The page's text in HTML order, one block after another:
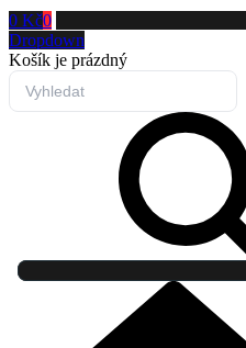
0 Kč0
Dropdown
Košík je prázdný